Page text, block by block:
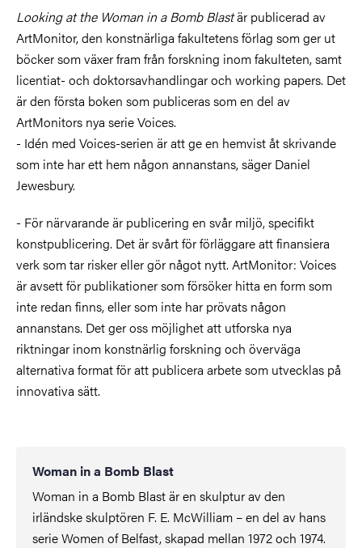
Looking at the Woman in a Bomb Blastär publicerad av
ArtMonitor, den konstnärliga fakultetens förlag som ger ut
böcker som växer fram från forskning inom fakulteten, samt
licentiat- och doktorsavhandlingar och working papers. Det
är den första boken som publiceras som en del av
ArtMonitors nya serie Voices.
- Idén med Voices-serien är att ge en hemvist åt skrivande
som inte har ett hem någon annanstans, säger Daniel
Jewesbury.
- För närvarande är publicering en svår miljö, specifikt
konstpublicering. Det är svårt för förläggare att finansiera
verk som tar risker eller gör något nytt. ArtMonitor: Voices
är avsett för publikationer som försöker hitta en form som
inte redan finns, eller som inte har prövats någon
annanstans. Det ger oss möjlighet att utforska nya
riktningar inom konstnärlig forskning och överväga
alternativa format för att publicera arbete som utvecklas på
innovativa sätt.
Woman in a Bomb Blast
Woman in a Bomb Blast är en skulptur av den
irländske skulptören F. E. McWilliam – en del av hans
serie Women of Belfast, skapad mellan 1972 och 1974.